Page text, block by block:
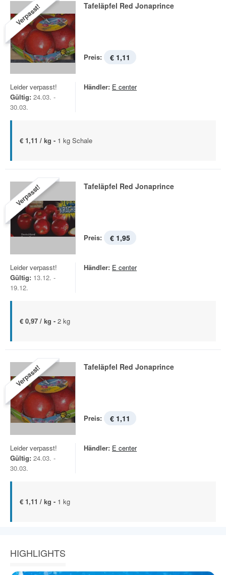
Verpasst! Tafeläpfel Red Jonaprince
Preis: € 1,11
Leider verpasst!
Gültig: 24.03. -
30.03.
Händler: E center
€ 1,11 / kg - 1 kg Schale
Verpasst! Tafeläpfel Red Jonaprince
Preis: € 1,95
Leider verpasst!
Gültig: 13.12. -
19.12.
Händler: E center
€ 0,97 / kg - 2 kg
Verpasst! Tafeläpfel Red Jonaprince
Preis: € 1,11
Leider verpasst!
Gültig: 24.03. -
30.03.
Händler: E center
€ 1,11 / kg - 1 kg
HIGHLIGHTS